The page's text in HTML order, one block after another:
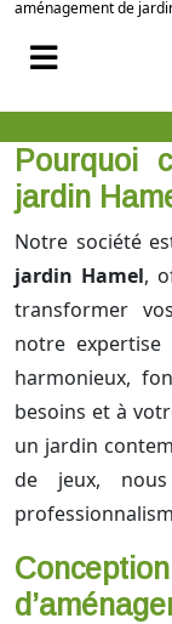
aménagement de
Pourquoi
jardin
Notre société
jardin Hamel,
transformer
notre
harmonieux,
besoins et à
un jardin
de jeux,